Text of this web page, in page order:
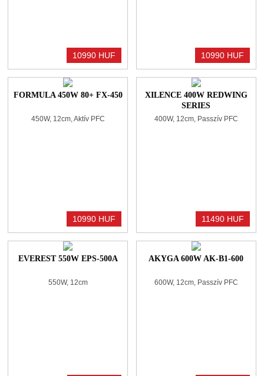
10990 HUF 10990 HUF
FORMULA 450W 80+ FX-450
450W, 12cm, Aktív PFC
10990 HUF
XILENCE 400W REDWING
SERIES
400W, 12cm, Passzív PFC
11490 HUF
EVEREST 550W EPS-500A
550W, 12cm
AKYGA 600W AK-B1-600
600W, 12cm, Passzív PFC